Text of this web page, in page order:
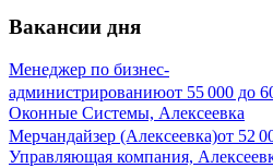
Вакансии дня
Менеджер по бизнес-
администрированиюот 55 000 до
Оконные Системы, Алексеевка
Мерчандайзер (Алексеевка)от 52
Управляющая компания,